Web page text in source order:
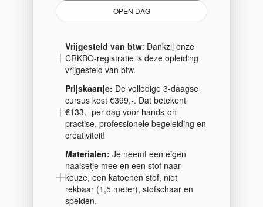
OPEN DAG
Vrijgesteld van btw: Dankzij onze
CRKBO-registratie is deze opleiding
vrijgesteld van btw.
Prijskaartje: De volledige 3-daagse
cursus kost €399,-. Dat betekent
€133,- per dag voor hands-on
practise, professionele begeleiding en
creativiteit!
Materialen: Je neemt een eigen
naaisetje mee en een stof naar
keuze, een katoenen stof, niet
rekbaar (1,5 meter), stofschaar en
spelden.